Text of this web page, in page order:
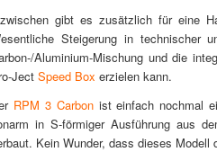
gibt es zusätzlich für eine
Steigerung in technischer
Aluminium-Mischung und die
Ject Speed Box erzielen kann.
RPM 3 Carbonist einfach nochmal
in S-förmiger Ausführung aus
Kein Wunder, dass dieses Modell